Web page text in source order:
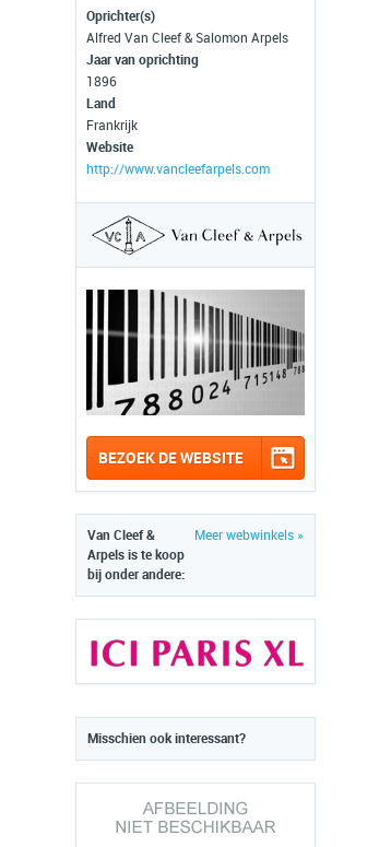
Oprichter(s)
Alfred Van Cleef & Salomon Arpels
Jaar van oprichting
1896
Land
Frankrijk
Website
http://www.vancleefarpels.com
BEZOEK DE WEBSITE
Meer webwinkels »
Van Cleef &
Arpels is te koop
bij onder andere:
Misschien ook interessant?